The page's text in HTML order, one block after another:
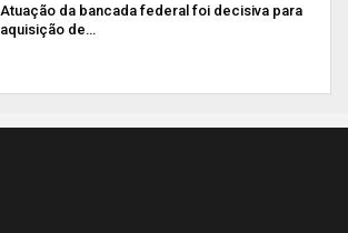
Atuação da bancada federal foi decisiva para
aquisição de…